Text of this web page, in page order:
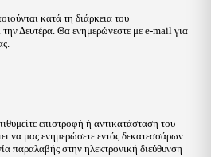
κατά τη διάρκεια του
Δευτέρα. Θα ενημερώνεστε με e-mail για
επιστροφή ή αντικατάσταση του
να μας ενημερώσετε εντός δεκατεσσάρων
παραλαβής στην ηλεκτρονική διεύθυνση